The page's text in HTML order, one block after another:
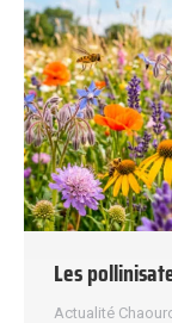
Les
Actualité